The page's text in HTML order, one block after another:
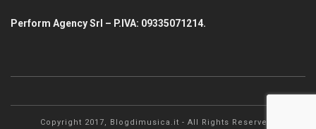
Perform Agency Srl – P.IVA: 09335071214.
Copyright 2017, Blogdimusica.it - All Rights Reserved.